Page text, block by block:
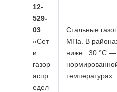
12-
529-
03
«Сет
и
газор
аспр
едел
Стальные
МПа. В
ниже −30 °C —
температурах.